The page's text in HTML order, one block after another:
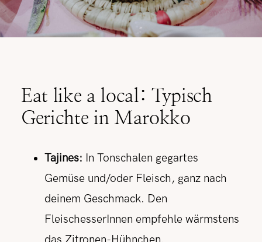
Eat like a local: Typisch
Gerichte in Marokko
Tajines: In Tonschalen gegartes
Gemüse und/oder Fleisch, ganz nach
deinem Geschmack. Den
FleischesserInnen empfehle wärmstens